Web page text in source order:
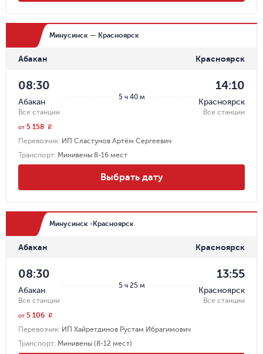
Минусинск — Красноярск
Абакан Красноярск
5 ч 40 м
08:30
Абакан
Все станции
14:10
Красноярск
Все станции
Перевозчик: ИП Сластунов Артём Сергеевич
Транспорт: Минивены 8-16 мест
от 5 158 r
Выбрать дату
Минусинск -Красноярск
Абакан Красноярск
5 ч 25 м
08:30
Абакан
Все станции
13:55
Красноярск
Все станции
Перевозчик: ИП Хайретдинов Рустам Ибрагимович
Транспорт: Минивены (8-12 мест)
от 5 106 r